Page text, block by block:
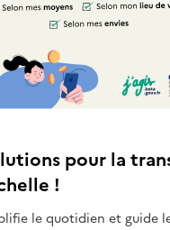
pour la
!
le quotidien et guide